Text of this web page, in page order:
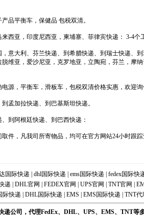
品平衡车，保健品 包税双清。
西亚，印度尼西亚，柬埔寨、菲律宾快递： 3-4个
意大利、芬兰快递、到希腊快递、到瑞士快递、
维亚，爱沙尼亚，克罗地亚，立陶宛，芬兰，摩
源，平衡车，滑板车，包税双清价格实惠，欢迎
孟加拉快递、到巴基斯坦快递。
到阿根廷快递、到巴西快递：
件，凡我司所寄物品，均可在官方网站24小时跟
国际快递 dhl国际快递 ems国际快递
fedex国际快
递 DHL官网 FEDEX官网 UPS官网 TNT官网
际快递 DHL国际快递 EMS EMS国际快递 TNT代
递公司，代理FedEx、DHL、UPS、EMS、TNT